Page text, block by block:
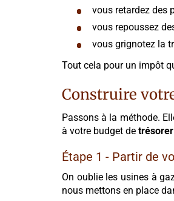
vous retardez des
vous repoussez
vous grignotez la
Tout cela pour un impôt
Construire
Passons à la méthode.
à votre budget de
Étape 1 - Partir de
On oublie les usines à
nous mettons en place